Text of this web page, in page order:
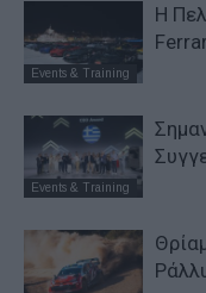
Events & Training
Η
Events & Training